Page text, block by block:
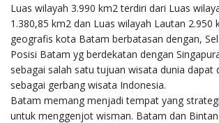
Luas wilayah 3.990 km2 terdiri dari Luas
1.380,85 km2 dan Luas wilayah Lautan 2.950
geografis kota Batam berbatasan dengan,
Posisi Batam yg berdekatan dengan
sebagai salah satu tujuan wisata dunia dapat
sebagai gerbang wisata Indonesia.
Batam memang menjadi tempat yang
untuk menggenjot wisman. Batam dan